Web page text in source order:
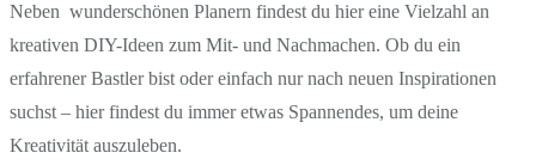
Neben wunderschönen Planern findest du hier eine Vielzahl an
kreativen DIY-Ideen zum Mit- und Nachmachen. Ob du ein
erfahrener Bastler bist oder einfach nur nach neuen Inspirationen
suchst – hier findest du immer etwas Spannendes, um deine
Kreativität auszuleben.